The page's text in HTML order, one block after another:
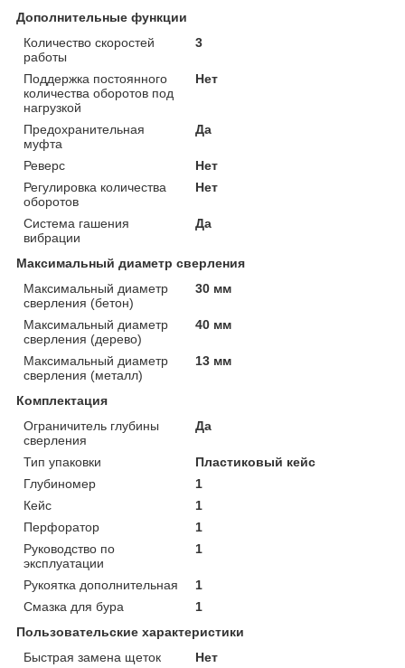
Дополнительные функции
Количество скоростей
работы
3
Поддержка постоянного
количества оборотов под
нагрузкой
Нет
Предохранительная
муфта
Да
Реверс
Нет
Регулировка количества
оборотов
Нет
Система гашения
вибрации
Да
Максимальный диаметр сверления
Максимальный диаметр
сверления (бетон)
30 мм
Максимальный диаметр
сверления (дерево)
40 мм
Максимальный диаметр
сверления (металл)
13 мм
Комплектация
Ограничитель глубины
сверления
Да
Тип упаковки
Пластиковый кейс
Глубиномер
1
Кейс
1
Перфоратор
1
Руководство по
эксплуатации
1
Рукоятка дополнительная
1
Смазка для бура
1
Пользовательские характеристики
Быстрая замена щеток
Нет